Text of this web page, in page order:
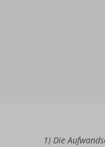
1) Die